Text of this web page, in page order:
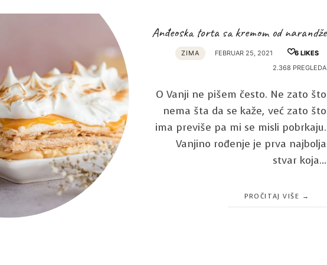
Anđeoska torta sa kremom od narandže
ZIMA FEBRUAR 25, 2021 6 LIKES
2.368 PREGLEDA
O Vanji ne pišem često. Ne zato što
nema šta da se kaže, već zato što
ima previše pa mi se misli pobrkaju.
Vanjino rođenje je prva najbolja
stvar koja…
PROČITAJ VIŠE